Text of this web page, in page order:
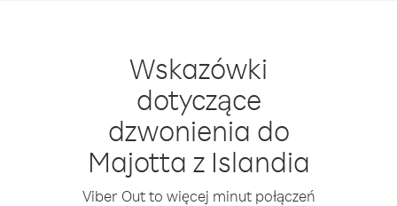
Wskazówki
dotyczące
dzwonienia do
Majotta z Islandia
Viber Out to więcej minut połączeń